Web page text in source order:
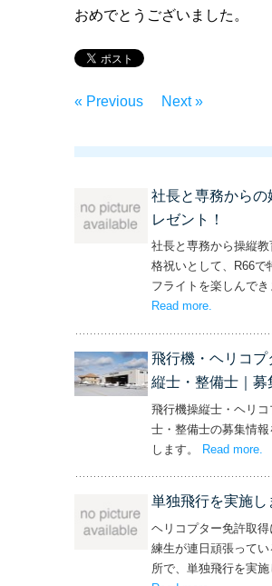
おめでとうございました。
« Previous Next »
社長と専務からの
レゼント！
社長と専務から操縦
格祝いとして、R66で
フライトを楽しんでき
Read more– ‘社長と
.
飛行機・ヘリコ
縦士・整備士｜募
飛行機操縦士・ヘリ
士・整備士の募集情
します。 Read more
単独飛行を実施し
ヘリコプター免許取得
練生が連日頑張って
所で、単独飛行を実施